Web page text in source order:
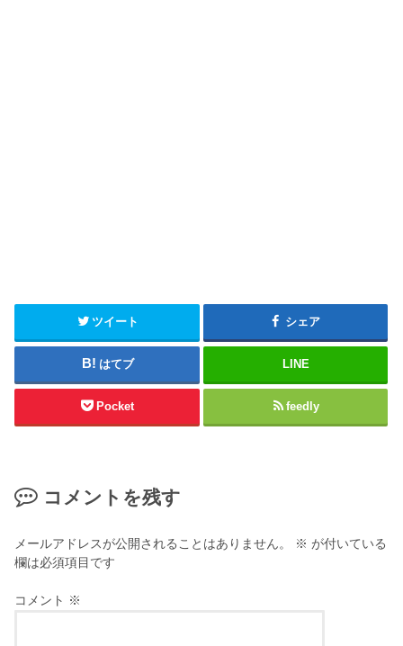
ツイート シェア
はてブ LINE
Pocket feedly
コメントを残す
メールアドレスが公開されることはありません。 ※ が付いている
欄は必須項目です
コメント ※